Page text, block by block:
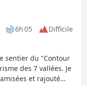
6h 05
Difficile
sentier du "Contour
des 7 vallées. Je
et rajouté